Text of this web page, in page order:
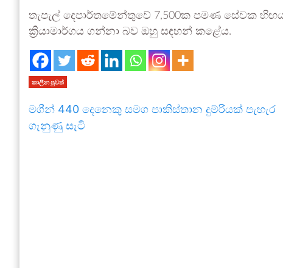
තැපැල් දෙපාර්තමේන්තුවේ 7,500ක පමණ සේවක
ක්‍රියාමාර්ගය ගන්නා බව ඔහු සඳහන් කළේය.
කාලීන පුවත්
මගීන් 440 දෙනෙකු සමග පාකිස්තාන දුම්රියක් පැහැර
ගැනුණු සැටි